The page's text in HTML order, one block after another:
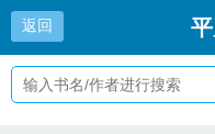
返回